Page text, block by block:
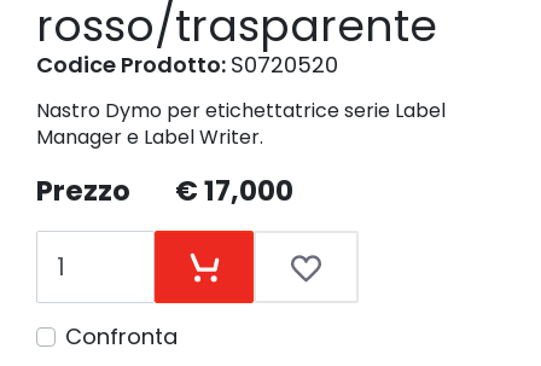
rosso/trasparente
Codice Prodotto: S0720520
Nastro Dymo per etichettatrice serie Label
Manager e Label Writer.
Prezzo € 17,000
Confronta